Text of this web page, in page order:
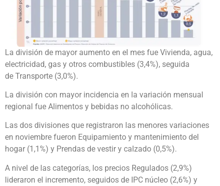
La división de mayor aumento en el mes fue Vivienda, agua,
electricidad, gas y otros combustibles (3,4%), seguida
de Transporte (3,0%).
La división con mayor incidencia en la variación mensual
regional fue Alimentos y bebidas no alcohólicas.
Las dos divisiones que registraron las menores variaciones
en noviembre fueron Equipamiento y mantenimiento del
hogar (1,1%) y Prendas de vestir y calzado (0,5%).
A nivel de las categorías, los precios Regulados (2,9%)
lideraron el incremento, seguidos de IPC núcleo (2,6%) y